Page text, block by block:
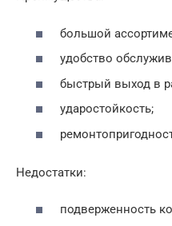
большой
удобство
быстрый выход в
ударостойкость;
Недостатки:
подверженность